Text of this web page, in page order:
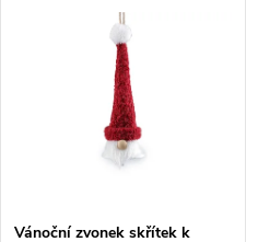
Vánoční zvonek skřítek k